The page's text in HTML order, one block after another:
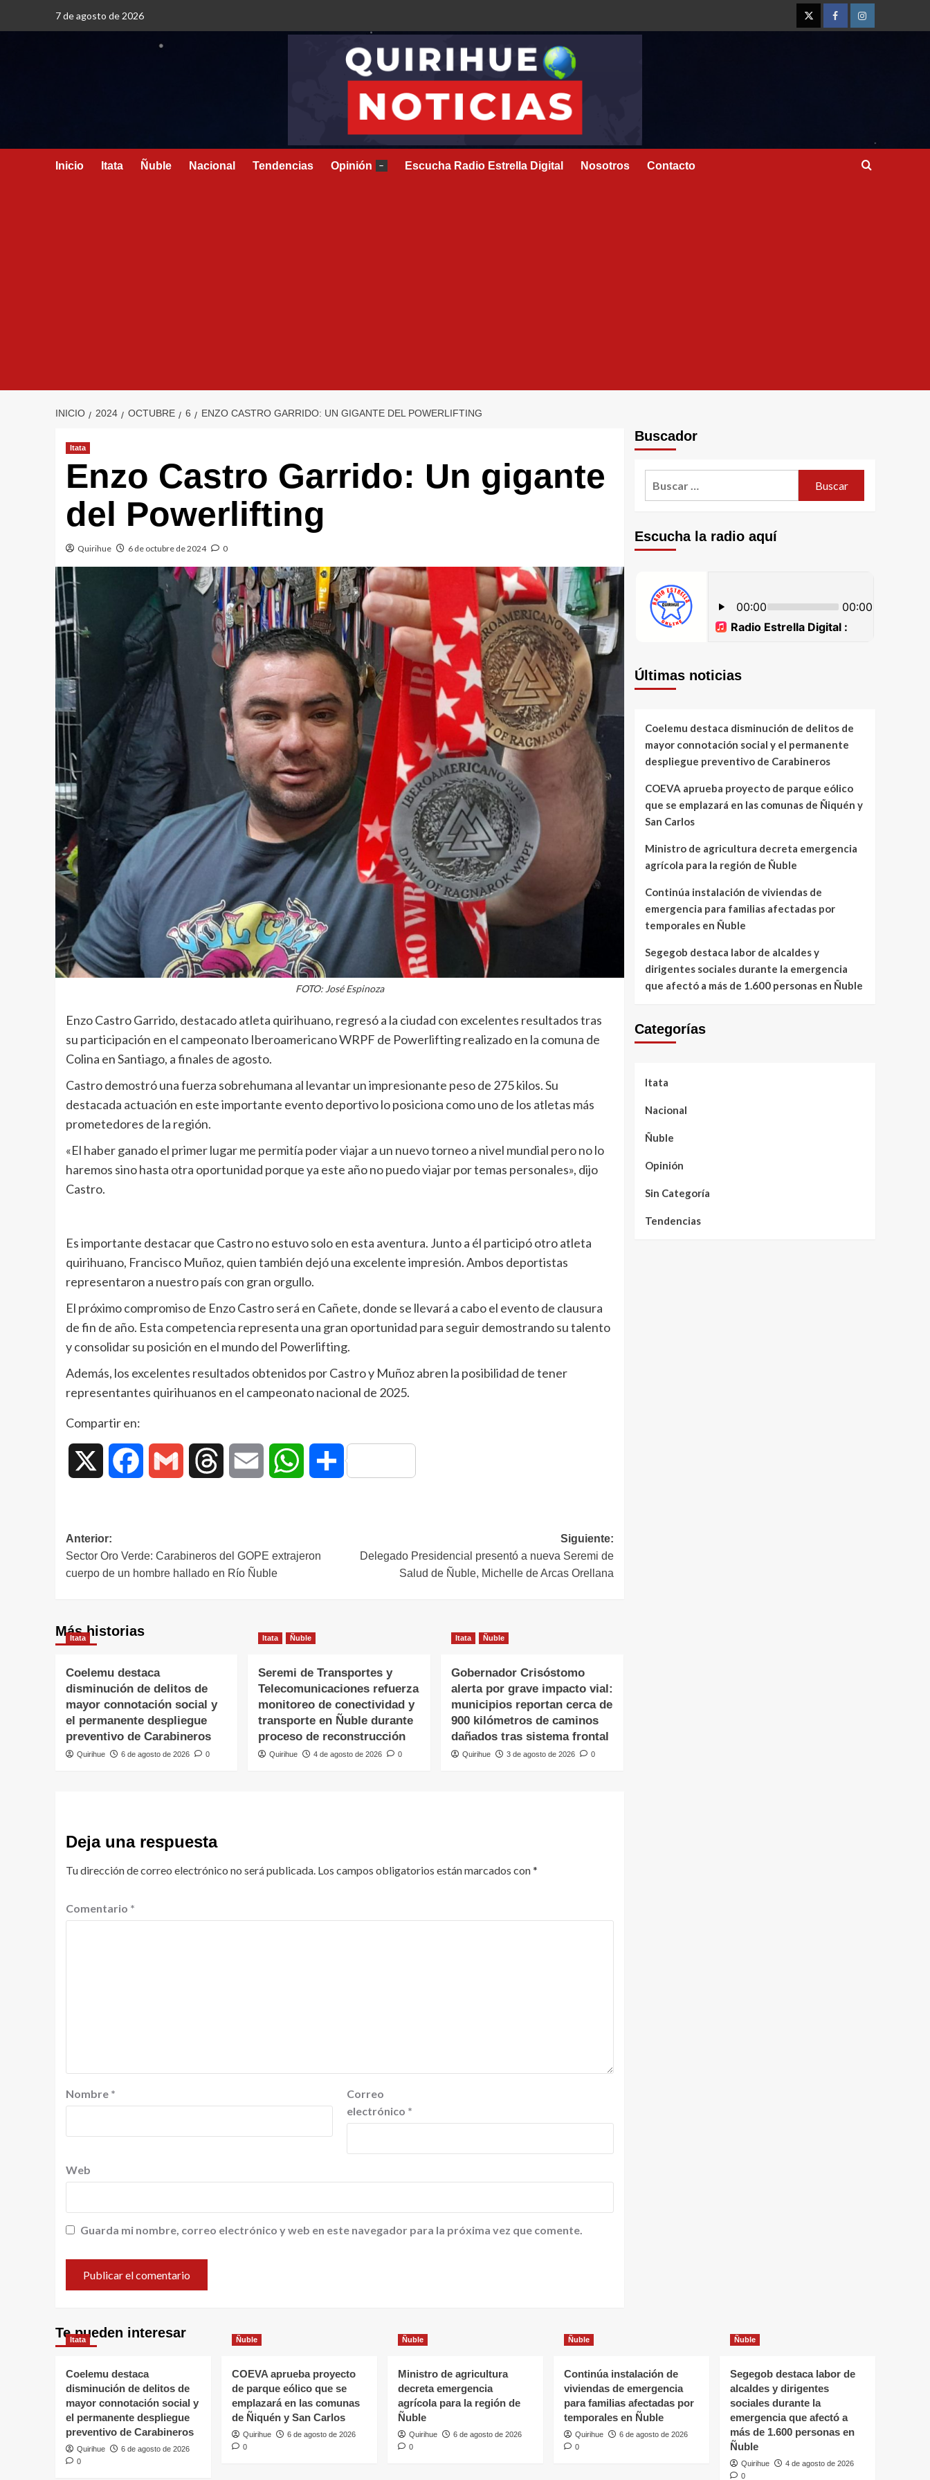
7 de agosto de 2026
Inicio Itata Ñuble Nacional Tendencias Opinión – Escucha Radio Estrella Digital Nosotros Contacto
INICIO 2024 OCTUBRE 6 ENZO CASTRO GARRIDO: UN GIGANTE DEL POWERLIFTING
Itata
Enzo Castro Garrido: Un gigante
del Powerlifting
Quirihue 6 de octubre de 2024 0
FOTO: José Espinoza
Enzo Castro Garrido, destacado atleta quirihuano, regresó a la ciudad con excelentes resultados tras
su participación en el campeonato Iberoamericano WRPF de Powerlifting realizado en la comuna de
Colina en Santiago, a finales de agosto.
Castro demostró una fuerza sobrehumana al levantar un impresionante peso de 275 kilos. Su
destacada actuación en este importante evento deportivo lo posiciona como uno de los atletas más
prometedores de la región.
«El haber ganado el primer lugar me permitía poder viajar a un nuevo torneo a nivel mundial pero no lo
haremos sino hasta otra oportunidad porque ya este año no puedo viajar por temas personales», dijo
Castro.
Es importante destacar que Castro no estuvo solo en esta aventura. Junto a él participó otro atleta
quirihuano, Francisco Muñoz, quien también dejó una excelente impresión. Ambos deportistas
representaron a nuestro país con gran orgullo.
El próximo compromiso de Enzo Castro será en Cañete, donde se llevará a cabo el evento de clausura
de fin de año. Esta competencia representa una gran oportunidad para seguir demostrando su talento
y consolidar su posición en el mundo del Powerlifting.
Además, los excelentes resultados obtenidos por Castro y Muñoz abren la posibilidad de tener
representantes quirihuanos en el campeonato nacional de 2025.
Compartir en:
Facebook Gmail Threads Email WhatsAppCompartir
Anterior:
Sector Oro Verde: Carabineros del GOPE extrajeron
cuerpo de un hombre hallado en Río Ñuble
Siguiente:
Delegado Presidencial presentó a nueva Seremi de
Salud de Ñuble, Michelle de Arcas Orellana
Más historias
Itata
Coelemu destaca
disminución de delitos de
mayor connotación social y
el permanente despliegue
preventivo de Carabineros
Quirihue 6 de agosto de 2026 0
Itata Ñuble
Seremi de Transportes y
Telecomunicaciones refuerza
monitoreo de conectividad y
transporte en Ñuble durante
proceso de reconstrucción
Quirihue 4 de agosto de 2026 0
Itata Ñuble
Gobernador Crisóstomo
alerta por grave impacto vial:
municipios reportan cerca de
900 kilómetros de caminos
dañados tras sistema frontal
Quirihue 3 de agosto de 2026 0
Deja una respuesta
Tu dirección de correo electrónico no será publicada. Los campos obligatorios están marcados con*
Comentario *
Nombre *
Correo
electrónico *
Web
Guarda mi nombre, correo electrónico y web en este navegador para la próxima vez que comente.
Buscador
Escucha la radio aquí
Últimas noticias
Coelemu destaca disminución de delitos de
mayor connotación social y el permanente
despliegue preventivo de Carabineros
COEVA aprueba proyecto de parque eólico
que se emplazará en las comunas de Ñiquén y
San Carlos
Ministro de agricultura decreta emergencia
agrícola para la región de Ñuble
Continúa instalación de viviendas de
emergencia para familias afectadas por
temporales en Ñuble
Segegob destaca labor de alcaldes y
dirigentes sociales durante la emergencia
que afectó a más de 1.600 personas en Ñuble
Categorías
Itata
Nacional
Ñuble
Opinión
Sin Categoría
Tendencias
Te pueden interesar
Itata
Coelemu destaca
disminución de delitos de
mayor connotación social y
el permanente despliegue
preventivo de Carabineros
Quirihue
6 de agosto de 2026
0
Ñuble
COEVA aprueba proyecto
de parque eólico que se
emplazará en las comunas
de Ñiquén y San Carlos
Quirihue
6 de agosto de 2026
0
Ñuble
Ministro de agricultura
decreta emergencia
agrícola para la región de
Ñuble
Quirihue
6 de agosto de 2026
0
Ñuble
Continúa instalación de
viviendas de emergencia
para familias afectadas por
temporales en Ñuble
Quirihue
6 de agosto de 2026
0
Ñuble
Segegob destaca labor de
alcaldes y dirigentes
sociales durante la
emergencia que afectó a
más de 1.600 personas en
Ñuble
Quirihue
4 de agosto de 2026
0